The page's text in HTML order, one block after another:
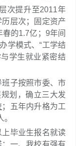
次提升至2011年
层次；固定资产
的1.7亿；9年间
学模式、“工学结
学生就业紧密结
子按照市委、市
划，确立三大发
；五年内升格为工
毕业生报名就读
一、我校有强有